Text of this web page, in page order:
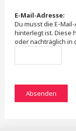
E-Mail-Adresse:
Du musst die E-
hinterlegt ist. Diese
oder nachträglich in